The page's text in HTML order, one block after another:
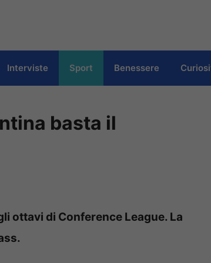
Interviste Sport Benessere
basta il
ottavi di Conference League. La